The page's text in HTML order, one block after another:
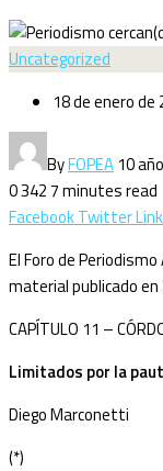
Uncategorized
18 de enero de
ByFOPEA 10
03427 minutes read
FacebookTwitter
El Foro de
material publicado
CAPÍTULO 11 –
Limitados por la
Diego Marconetti
(*)